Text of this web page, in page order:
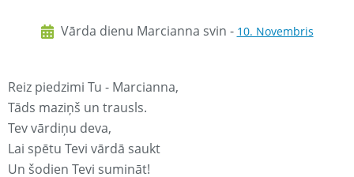
Vārda dienu Marcianna svin - 10. Novembris
Reiz piedzimi Tu - Marcianna,
Tāds maziņš un trausls.
Tev vārdiņu deva,
Lai spētu Tevi vārdā saukt
Un šodien Tevi sumināt!